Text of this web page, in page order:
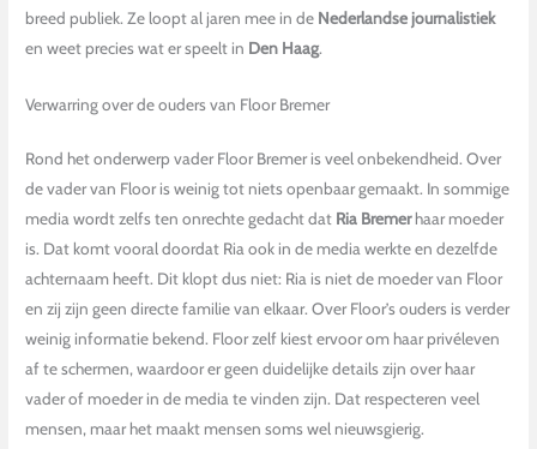
breed publiek. Ze loopt al jaren mee in de Nederlandse journalistiek
en weet precies wat er speelt in Den Haag.
Verwarring over de ouders van Floor Bremer
Rond het onderwerp vader Floor Bremer is veel onbekendheid. Over
de vader van Floor is weinig tot niets openbaar gemaakt. In sommige
media wordt zelfs ten onrechte gedacht dat Ria Bremerhaar moeder
is. Dat komt vooral doordat Ria ook in de media werkte en dezelfde
achternaam heeft. Dit klopt dus niet: Ria is niet de moeder van Floor
en zij zijn geen directe familie van elkaar. Over Floor’s ouders is verder
weinig informatie bekend. Floor zelf kiest ervoor om haar privéleven
af te schermen, waardoor er geen duidelijke details zijn over haar
vader of moeder in de media te vinden zijn. Dat respecteren veel
mensen, maar het maakt mensen soms wel nieuwsgierig.